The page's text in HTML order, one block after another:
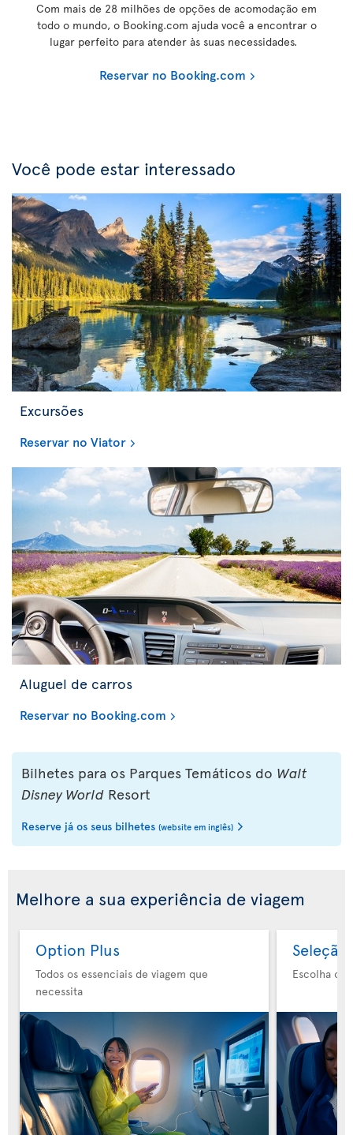
Com mais de 28 milhões de opções de acomodação em
todo o mundo, o Booking.com ajuda você a encontrar o
lugar perfeito para atender às suas necessidades.
Reservar no Booking.com
Você pode estar interessado
Excursões
Reservar no Viator
Aluguel de carros
Reservar no Booking.com
Bilhetes para os Parques Temáticos do Walt
Disney World Resort
Reserve já os seus bilhetes (website em inglês)
Melhore a sua experiência de viagem
Option Plus
Todos os essenciais de viagem que
necessita
Escolha o